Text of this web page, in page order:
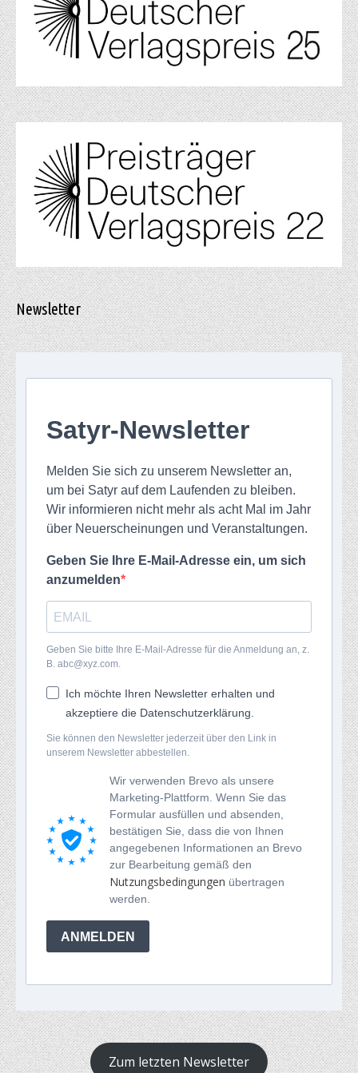
Newsletter
Satyr-Newsletter
Melden Sie sich zu unserem Newsletter an,
um bei Satyr auf dem Laufenden zu bleiben.
Wir informieren nicht mehr als acht Mal im Jahr
über Neuerscheinungen und Veranstaltungen.
Geben Sie Ihre E-Mail-Adresse ein, um sich
anzumelden
Geben Sie bitte Ihre E-Mail-Adresse für die Anmeldung an, z.
B. abc@xyz.com.
Ich möchte Ihren Newsletter erhalten und
akzeptiere die Datenschutzerklärung.
Sie können den Newsletter jederzeit über den Link in
unserem Newsletter abbestellen.
Wir verwenden Brevo als unsere
Marketing-Plattform. Wenn Sie das
Formular ausfüllen und absenden,
bestätigen Sie, dass die von Ihnen
angegebenen Informationen an Brevo
zur Bearbeitung gemäß den
Nutzungsbedingungen übertragen
werden.
ANMELDEN
Zum letzten Newsletter